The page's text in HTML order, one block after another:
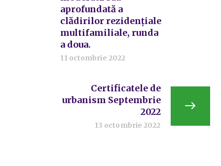
aprofundată a
clădirilor rezidențiale
multifamiliale, runda
a doua.
11 octombrie 2022
Certificatele de
urbanism Septembrie
2022
13 octombrie 2022